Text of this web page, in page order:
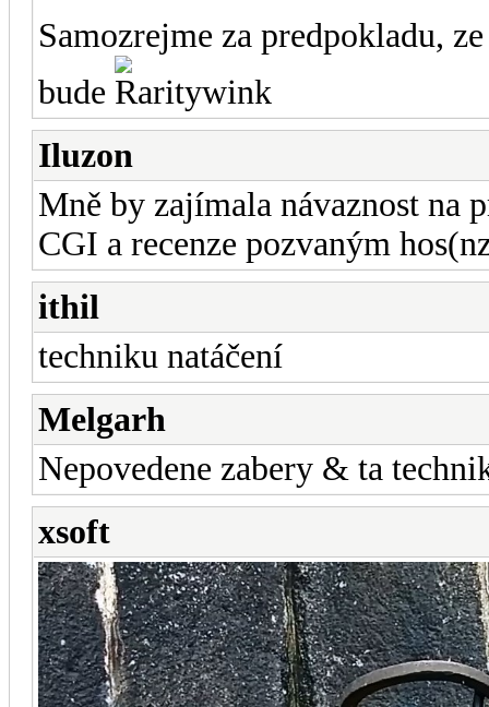
Samozrejme za predpokladu,
bude
Iluzon
Mně by zajímala návaznost na
CGI a recenze pozvaným
ithil
techniku natáčení
Melgarh
Nepovedene zabery & ta
xsoft